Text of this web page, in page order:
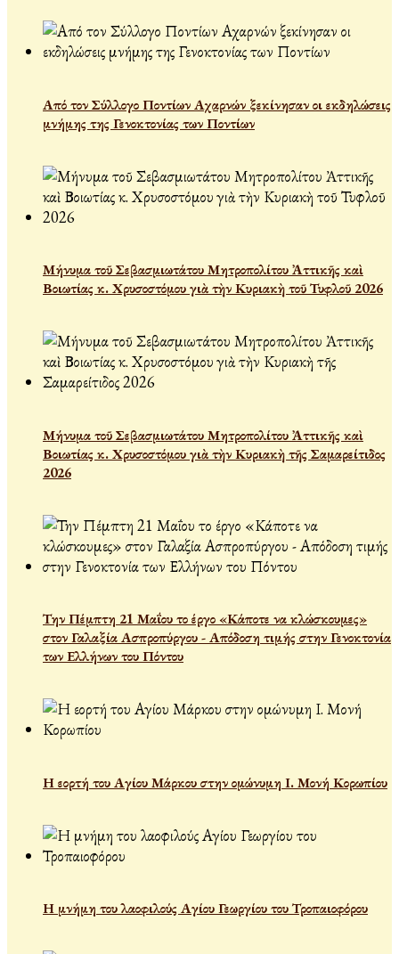
Από τον Σύλλογο Ποντίων Αχαρνών ξεκίνησαν οι εκδηλώσεις
μνήμης της Γενοκτονίας των Ποντίων
Μήνυμα τοῦ Σεβασμιωτάτου Μητροπολίτου Ἀττικῆς καὶ
Βοιωτίας κ. Χρυσοστόμου γιὰ τὴν Κυριακὴ τοῦ Τυφλοῦ 2026
Μήνυμα τοῦ Σεβασμιωτάτου Μητροπολίτου Ἀττικῆς καὶ
Βοιωτίας κ. Χρυσοστόμου γιὰ τὴν Κυριακὴ τῆς Σαμαρείτιδος
2026
Την Πέμπτη 21 Μαΐου το έργο «Κάποτε να κλώσκουμες»
στον Γαλαξία Ασπροπύργου - Απόδοση τιμής στην Γενοκτονία
των Ελλήνων του Πόντου
Η εορτή του Αγίου Μάρκου στην ομώνυμη Ι. Μονή Κορωπίου
Η μνήμη του λαοφιλούς Αγίου Γεωργίου του Τροπαιοφόρου